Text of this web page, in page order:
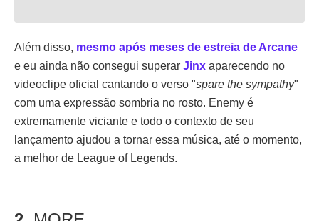
Além disso, mesmo após meses de estreia de Arcane
e eu ainda não consegui superar Jinx aparecendo no
videoclipe oficial cantando o verso "spare the sympathy"
com uma expressão sombria no rosto. Enemy é
extremamente viciante e todo o contexto de seu
lançamento ajudou a tornar essa música, até o momento,
a melhor de League of Legends.